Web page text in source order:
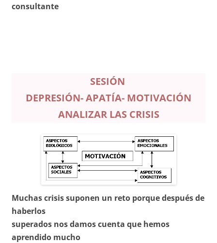
consultante
SESIÓN
DEPRESIÓN- APATÍA- MOTIVACIÓN
ANALIZAR LAS CRISIS
Muchas crisis suponen un reto porque después de
haberlos
superados nos damos cuenta que hemos
aprendido mucho